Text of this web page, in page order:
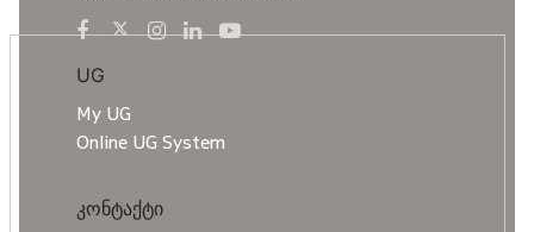
UG
My UG
Online UG System
კონტაქტი